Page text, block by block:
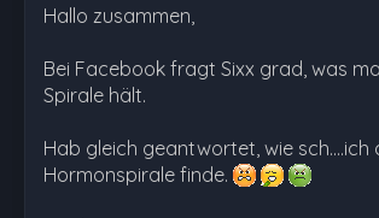
Hallo zusammen,
Bei Facebook fragt Sixx grad, was
Spirale hält.
Hab gleich geantwortet, wie sch....ich
Hormonspirale finde.